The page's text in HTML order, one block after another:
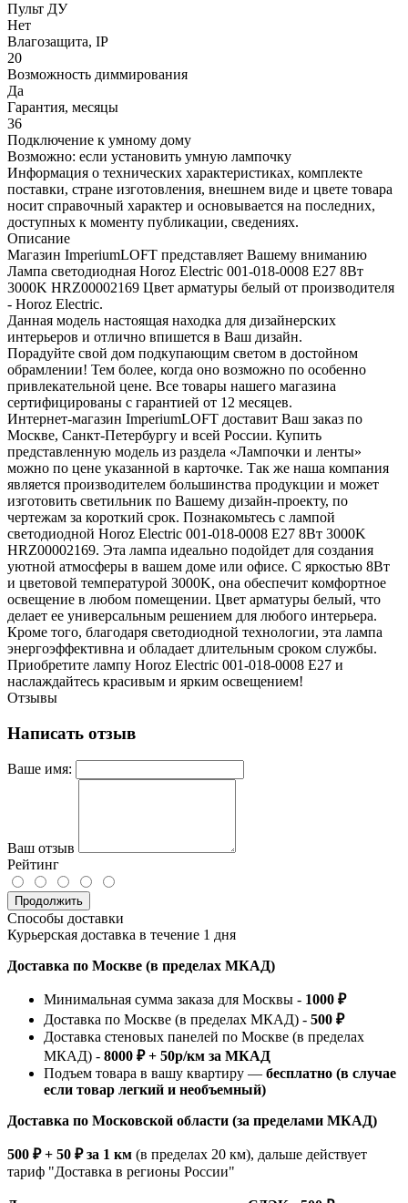
Пульт ДУ
Нет
Влагозащита, IP
20
Возможность диммирования
Да
Гарантия, месяцы
36
Подключение к умному дому
Возможно: если установить умную лампочку
Информация о технических характеристиках, комплекте
поставки, стране изготовления, внешнем виде и цвете товара
носит справочный характер и основывается на последних,
доступных к моменту публикации, сведениях.
Описание
Магазин ImperiumLOFT представляет Вашему вниманию
Лампа светодиодная Horoz Electric 001-018-0008 E27 8Вт
3000K HRZ00002169 Цвет арматуры белый от производителя
- Horoz Electric.
Данная модель настоящая находка для дизайнерских
интерьеров и отлично впишется в Ваш дизайн.
Порадуйте свой дом подкупающим светом в достойном
обрамлении! Тем более, когда оно возможно по особенно
привлекательной цене. Все товары нашего магазина
сертифицированы с гарантией от 12 месяцев.
Интернет-магазин ImperiumLOFT доставит Ваш заказ по
Москве, Санкт-Петербургу и всей России. Купить
представленную модель из раздела «Лампочки и ленты»
можно по цене указанной в карточке. Так же наша компания
является производителем большинства продукции и может
изготовить светильник по Вашему дизайн-проекту, по
чертежам за короткий срок. Познакомьтесь с лампой
светодиодной Horoz Electric 001-018-0008 E27 8Вт 3000K
HRZ00002169. Эта лампа идеально подойдет для создания
уютной атмосферы в вашем доме или офисе. С яркостью 8Вт
и цветовой температурой 3000K, она обеспечит комфортное
освещение в любом помещении. Цвет арматуры белый, что
делает ее универсальным решением для любого интерьера.
Кроме того, благодаря светодиодной технологии, эта лампа
энергоэффективна и обладает длительным сроком службы.
Приобретите лампу Horoz Electric 001-018-0008 E27 и
наслаждайтесь красивым и ярким освещением!
Отзывы
Написать отзыв
Ваше имя:
Ваш отзыв
Рейтинг
Продолжить
Способы доставки
Курьерская доставка в течение 1 дня
Доставка по Москве (в пределах МКАД)
Минимальная сумма заказа для Москвы - 1000 ₽
Доставка по Москве (в пределах МКАД) - 500 ₽
Доставка стеновых панелей по Москве (в пределах
МКАД) - 8000 ₽ + 50р/км за МКАД
Подъем товара в вашу квартиру — бесплатно (в случае
если товар легкий и необъемный)
Доставка по Московской области (за пределами МКАД)
500 ₽ + 50 ₽ за 1 км (в пределах 20 км), дальше действует
тариф "Доставка в регионы России"